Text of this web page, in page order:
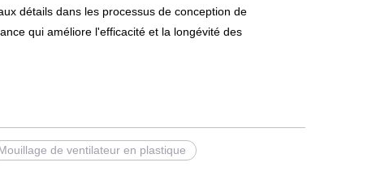
détails dans les processus de conception de
qui améliore l'efficacité et la longévité des
de ventilateur en plastique